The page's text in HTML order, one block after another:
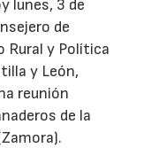
lunes, 3 de
de
Rural y Política
y León,
reunión
de la